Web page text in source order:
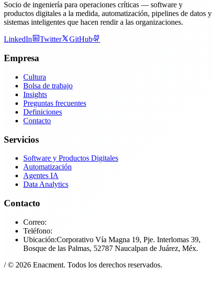
Socio de ingeniería para operaciones críticas — software y
productos digitales a la medida, automatización, pipelines de datos y
sistemas inteligentes que hacen rendir a las organizaciones.
LinkedIn Twitter GitHub
Empresa
Cultura
Bolsa de trabajo
Insights
Preguntas frecuentes
Definiciones
Contacto
Servicios
Software y Productos Digitales
Automatización
Agentes IA
Data Analytics
Contacto
Correo:
Teléfono:
Ubicación:Corporativo Vía Magna 19, Pje. Interlomas 39,
Bosque de las Palmas, 52787 Naucalpan de Juárez, Méx.
/© 2026 Enacment. Todos los derechos reservados.